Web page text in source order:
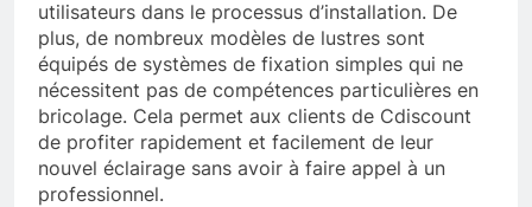
utilisateurs dans le processus d’installation. De
plus, de nombreux modèles de lustres sont
équipés de systèmes de fixation simples qui ne
nécessitent pas de compétences particulières en
bricolage. Cela permet aux clients de Cdiscount
de profiter rapidement et facilement de leur
nouvel éclairage sans avoir à faire appel à un
professionnel.